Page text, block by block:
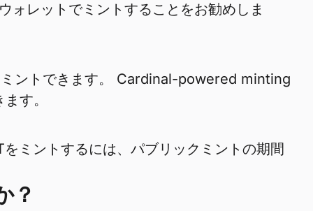
レットでミントすることをお勧めしま
ントできます。 Cardinal-powered minting
す。
ミントするには、パブリックミントの期間
？